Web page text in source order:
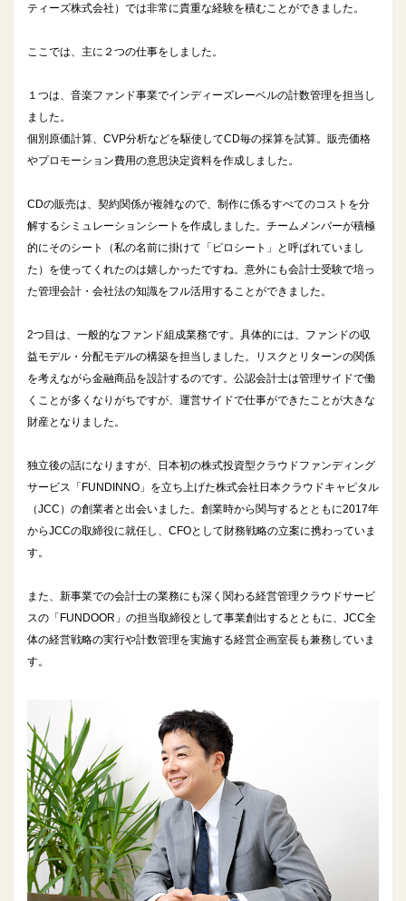
ティーズ株式会社）では非常に貴重な経験を積むことができました。
ここでは、主に２つの仕事をしました。
１つは、音楽ファンド事業でインディーズレーベルの計数管理を担当し
ました。
個別原価計算、CVP分析などを駆使してCD毎の採算を試算。販売価格
やプロモーション費用の意思決定資料を作成しました。
CDの販売は、契約関係が複雑なので、制作に係るすべてのコストを分
解するシミュレーションシートを作成しました。チームメンバーが積極
的にそのシート（私の名前に掛けて「ピロシート」と呼ばれていまし
た）を使ってくれたのは嬉しかったですね。意外にも会計士受験で培っ
た管理会計・会社法の知識をフル活用することができました。
2つ目は、一般的なファンド組成業務です。具体的には、ファンドの収
益モデル・分配モデルの構築を担当しました。リスクとリターンの関係
を考えながら金融商品を設計するのです。公認会計士は管理サイドで働
くことが多くなりがちですが、運営サイドで仕事ができたことが大きな
財産となりました。
独立後の話になりますが、日本初の株式投資型クラウドファンディング
サービス「FUNDINNO」を立ち上げた株式会社日本クラウドキャピタル
（JCC）の創業者と出会いました。創業時から関与するとともに2017年
からJCCの取締役に就任し、CFOとして財務戦略の立案に携わっていま
す。
また、新事業での会計士の業務にも深く関わる経営管理クラウドサービ
スの「FUNDOOR」の担当取締役として事業創出するとともに、JCC全
体の経営戦略の実行や計数管理を実施する経営企画室長も兼務していま
す。